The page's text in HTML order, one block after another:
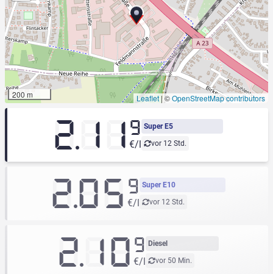
200 m Leaflet |©OpenStreetMap contributors
Super E5
vor 12 Std.
2.119
€/l
Super E10
vor 12 Std.
2.05 9
€/l
Diesel
vor 50 Min.
2.109
€/l